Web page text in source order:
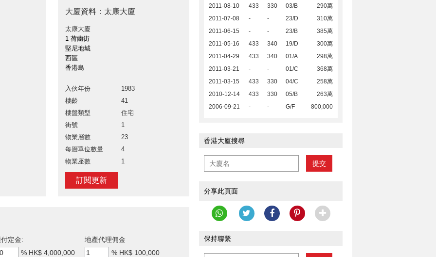
大廈資料：太康大廈
太康大廈
1 荷蘭街
堅尼地城
西區
香港島
入伙年份
1983
樓齡
41
樓盤類型
住宅
街號
1
物業層數
23
每層單位數量
4
物業座數
1
訂閱更新
2011-08-10
433 330 03/B
290萬
2011-07-08
- - 23/D
310萬
2011-06-15
- - 23/B
385萬
2011-05-16
433 340 19/D
300萬
2011-04-29
433 340 01/A
298萬
2011-03-21
- - 01/C
368萬
2011-03-15
433 330 04/C
258萬
2010-12-14
433 330 05/B
263萬
2006-09-21
- - G/F 800,000
香港大廈搜尋
提交
分享此頁面
保持聯繫
定金:
% HK$ 4,000,000
地產代理佣金
% HK$ 100,000